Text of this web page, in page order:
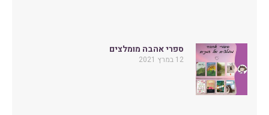
ספרי אהבה מומלצים
12 במרץ 2021